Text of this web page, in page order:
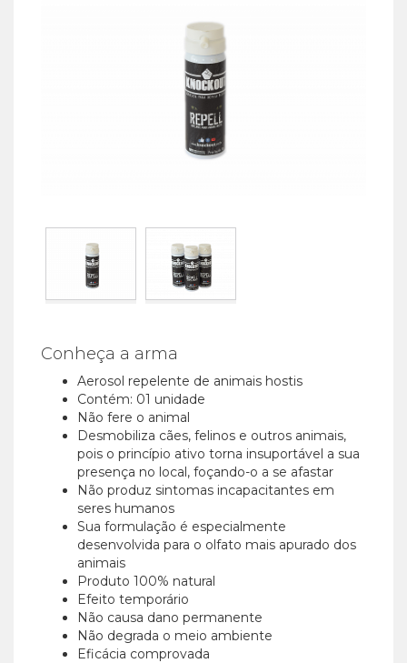
Conheça a arma
Aerosol repelente de animais hostis
Contém: 01 unidade
Não fere o animal
Desmobiliza cães, felinos e outros animais,
pois o princípio ativo torna insuportável a sua
presença no local, foçando-o a se afastar
Não produz sintomas incapacitantes em
seres humanos
Sua formulação é especialmente
desenvolvida para o olfato mais apurado dos
animais
Produto 100% natural
Efeito temporário
Não causa dano permanente
Não degrada o meio ambiente
Eficácia comprovada